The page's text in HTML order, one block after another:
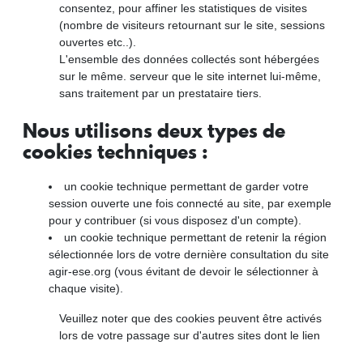
consentez, pour affiner les statistiques de visites
(nombre de visiteurs retournant sur le site, sessions
ouvertes etc..).
L'ensemble des données collectés sont hébergées
sur le même. serveur que le site internet lui-même,
sans traitement par un prestataire tiers.
Nous utilisons deux types de
cookies techniques :
un cookie technique permettant de garder votre
session ouverte une fois connecté au site, par exemple
pour y contribuer (si vous disposez d'un compte).
un cookie technique permettant de retenir la région
sélectionnée lors de votre dernière consultation du site
agir-ese.org (vous évitant de devoir le sélectionner à
chaque visite).
Veuillez noter que des cookies peuvent être activés
lors de votre passage sur d'autres sites dont le lien